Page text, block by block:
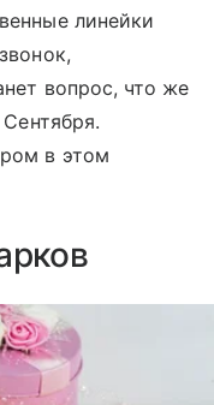
линейки
вопрос, что же
в этом